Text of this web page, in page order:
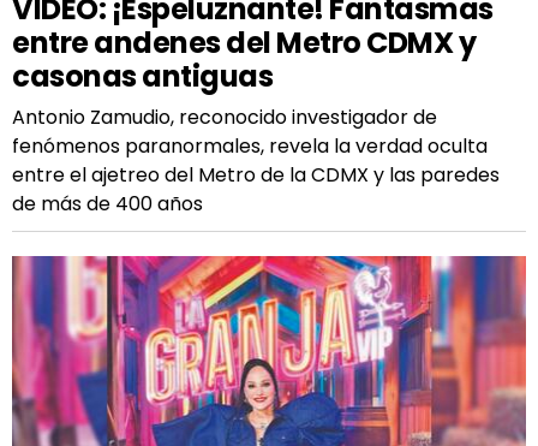
VIDEO: ¡Espeluznante! Fantasmas
entre andenes del Metro CDMX y
casonas antiguas
Antonio Zamudio, reconocido investigador de
fenómenos paranormales, revela la verdad oculta
entre el ajetreo del Metro de la CDMX y las paredes
de más de 400 años